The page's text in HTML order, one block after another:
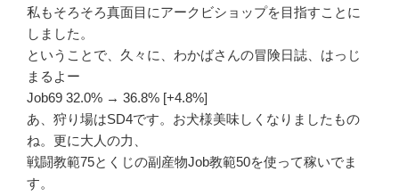
私もそろそろ真面目にアークビショップを目指すことに
しました。
ということで、久々に、わかばさんの冒険日誌、はっじ
まるよー
Job69 32.0% → 36.8% [+4.8%]
あ、狩り場はSD4です。お犬様美味しくなりましたもの
ね。更に大人の力、
戦闘教範75とくじの副産物Job教範50を使って稼いでま
す。